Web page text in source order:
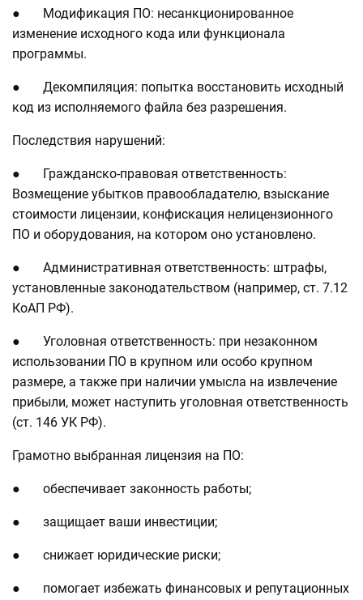
● Модификация ПО: несанкционированное
изменение исходного кода или функционала
программы.
● Декомпиляция: попытка восстановить исходный
код из исполняемого файла без разрешения.
Последствия нарушений:
● Гражданско-правовая ответственность:
Возмещение убытков правообладателю, взыскание
стоимости лицензии, конфискация нелицензионного
ПО и оборудования, на котором оно установлено.
● Административная ответственность: штрафы,
установленные законодательством (например, ст. 7.12
КоАП РФ).
● Уголовная ответственность: при незаконном
использовании ПО в крупном или особо крупном
размере, а также при наличии умысла на извлечение
прибыли, может наступить уголовная ответственность
(ст. 146 УК РФ).
Грамотно выбранная лицензия на ПО:
● обеспечивает законность работы;
● защищает ваши инвестиции;
● снижает юридические риски;
● помогает избежать финансовых и репутационных